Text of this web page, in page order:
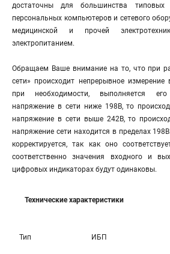
достаточны для большинства
персональных компьютеров и сетевого
медицинской и прочей
электропитанием.
Обращаем Ваше внимание на то, что при
сети» происходит непрерывное измерение
при необходимости, выполняется
напряжение в сети ниже 198В, то
напряжение в сети выше 242В, то
напряжение сети находится в пределах
корректируется, так как оно
соответственно значения входного и
цифровых индикаторах будут одинаковы.
Технические характеристики
Тип ИБП